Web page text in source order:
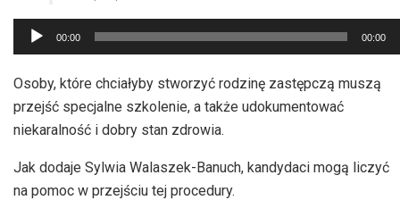
Odtwarzacz
plików
dźwiękowych
00:00 00:00
Osoby, które chciałyby stworzyć rodzinę zastępczą muszą
przejść specjalne szkolenie, a także udokumentować
niekaralność i dobry stan zdrowia.
Jak dodaje Sylwia Walaszek-Banuch, kandydaci mogą liczyć
na pomoc w przejściu tej procedury.